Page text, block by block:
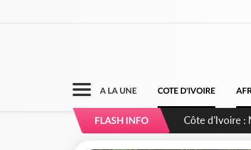
A LA UNE COTE D'IVOIRE
FLASH INFO Côte d'Ivoire :